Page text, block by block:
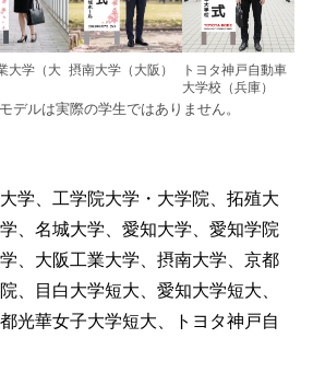
大学（大 摂南大学（大阪）
トヨタ神戸自動車
大学校（兵庫）
デルは実際の学生ではありません。
学、工学院大学・大学院、拓殖大
、名城大学、愛知大学、愛知学院
、大阪工業大学、摂南大学、京都
、目白大学短大、愛知大学短大、
光華女子大学短大、トヨタ神戸自